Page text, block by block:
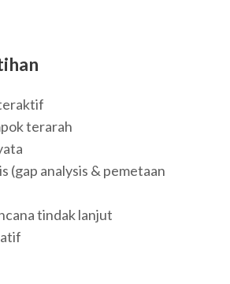
terarah
(gap analysis & pemetaan
tindak lanjut